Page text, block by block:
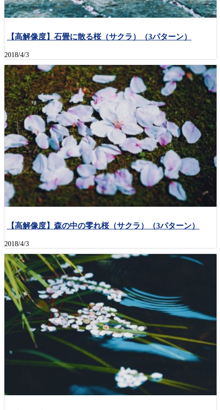
【高解像度】石畳に散る桜（サクラ）（3パターン）
2018/4/3
【高解像度】森の中の零れ桜（サクラ）（3パターン）
2018/4/3